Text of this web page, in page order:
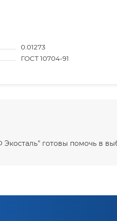
0.01273
ГОСТ 10704-91
готовы помочь в